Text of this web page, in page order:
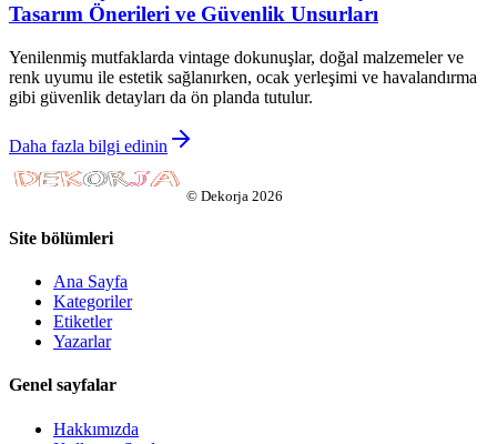
Tasarım Önerileri ve Güvenlik Unsurları
Yenilenmiş mutfaklarda vintage dokunuşlar, doğal malzemeler ve
renk uyumu ile estetik sağlanırken, ocak yerleşimi ve havalandırma
gibi güvenlik detayları da ön planda tutulur.
Daha fazla bilgi edinin
© Dekorja 2026
Site bölümleri
Ana Sayfa
Kategoriler
Etiketler
Yazarlar
Genel sayfalar
Hakkımızda